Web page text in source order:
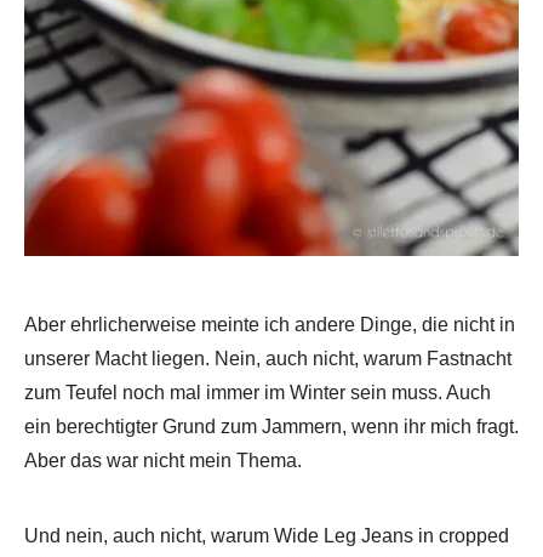
Aber ehrlicherweise meinte ich andere Dinge, die nicht in
unserer Macht liegen. Nein, auch nicht, warum Fastnacht
zum Teufel noch mal immer im Winter sein muss. Auch
ein berechtigter Grund zum Jammern, wenn ihr mich fragt.
Aber das war nicht mein Thema.
Und nein, auch nicht, warum Wide Leg Jeans in cropped